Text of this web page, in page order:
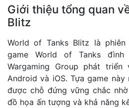
Giới thiệu tổng quan
Blitz
World of Tanks Blitz là
game World of Tanks
Wargaming Group phát
Android và iOS. Tựa game
được chỗ đứng vững chắc
đồ họa ấn tượng và khả năng